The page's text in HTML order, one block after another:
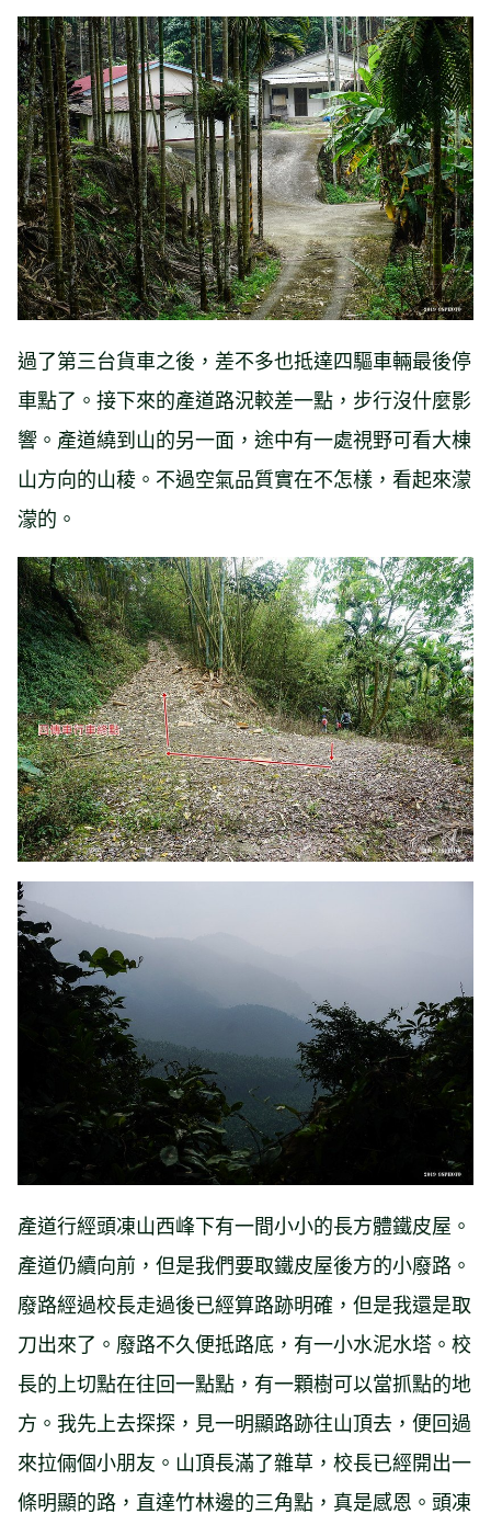
過了第三台貨車之後，差不多也抵達四驅車輛最後停
車點了。接下來的產道路況較差一點，步行沒什麼影
響。產道繞到山的另一面，途中有一處視野可看大棟
山方向的山稜。不過空氣品質實在不怎樣，看起來濛
濛的。
產道行經頭凍山西峰下有一間小小的長方體鐵皮屋。
產道仍續向前，但是我們要取鐵皮屋後方的小廢路。
廢路經過校長走過後已經算路跡明確，但是我還是取
刀出來了。廢路不久便抵路底，有一小水泥水塔。校
長的上切點在往回一點點，有一顆樹可以當抓點的地
方。我先上去探探，見一明顯路跡往山頂去，便回過
來拉倆個小朋友。山頂長滿了雜草，校長已經開出一
條明顯的路，直達竹林邊的三角點，真是感恩。頭凍